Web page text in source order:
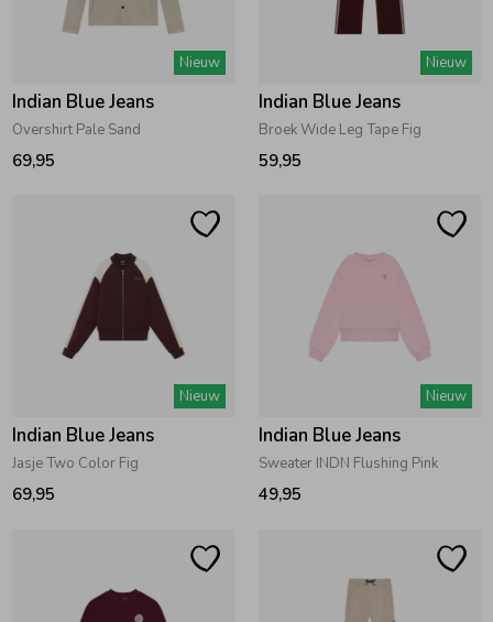
Zwemkleding
Jassen
Overhemden
Colberts & Gilets
Rompers
Regenkleding &-laarzen
Zwemkleding
Jassen
Overhemden
Jumpsuits
Blazers & Gilets
Cadeaubonnen
Haaraccessoires
Babyaccessoires
Verzorgingsproducten
Winteraccessoires
Winterjassen
Zomerjassen
Zwemvesten & Zwembandjes
Winterjassen
Zomerjassen
Nieuw
Indian Blue Jeans
Overshirt Pale Sand
69,95
Nieuw
Indian Blue Jeans
Broek Wide Leg Tape Fig
59,95
Nieuw
Indian Blue Jeans
Jasje Two Color Fig
69,95
Nieuw
Indian Blue Jeans
Sweater INDN Flushing Pink
49,95